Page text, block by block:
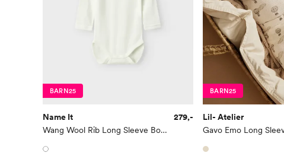
BARN25
Name It
Wang Wool Rib Long Sleeve Body W/Collar
279,-
BARN25
Lil- Atelier